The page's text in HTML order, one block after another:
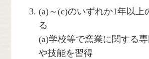
(a)～(c)のいずれか1年以上
る
(a)学校等で窯業に関する
や技能を習得